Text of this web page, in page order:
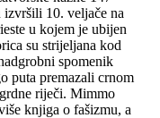
izvršili 10. veljače na
u kojem je ubijen
su strijeljana kod
spomenik
puta premazali crnom
riječi. Mimmo
knjiga o fašizmu, a